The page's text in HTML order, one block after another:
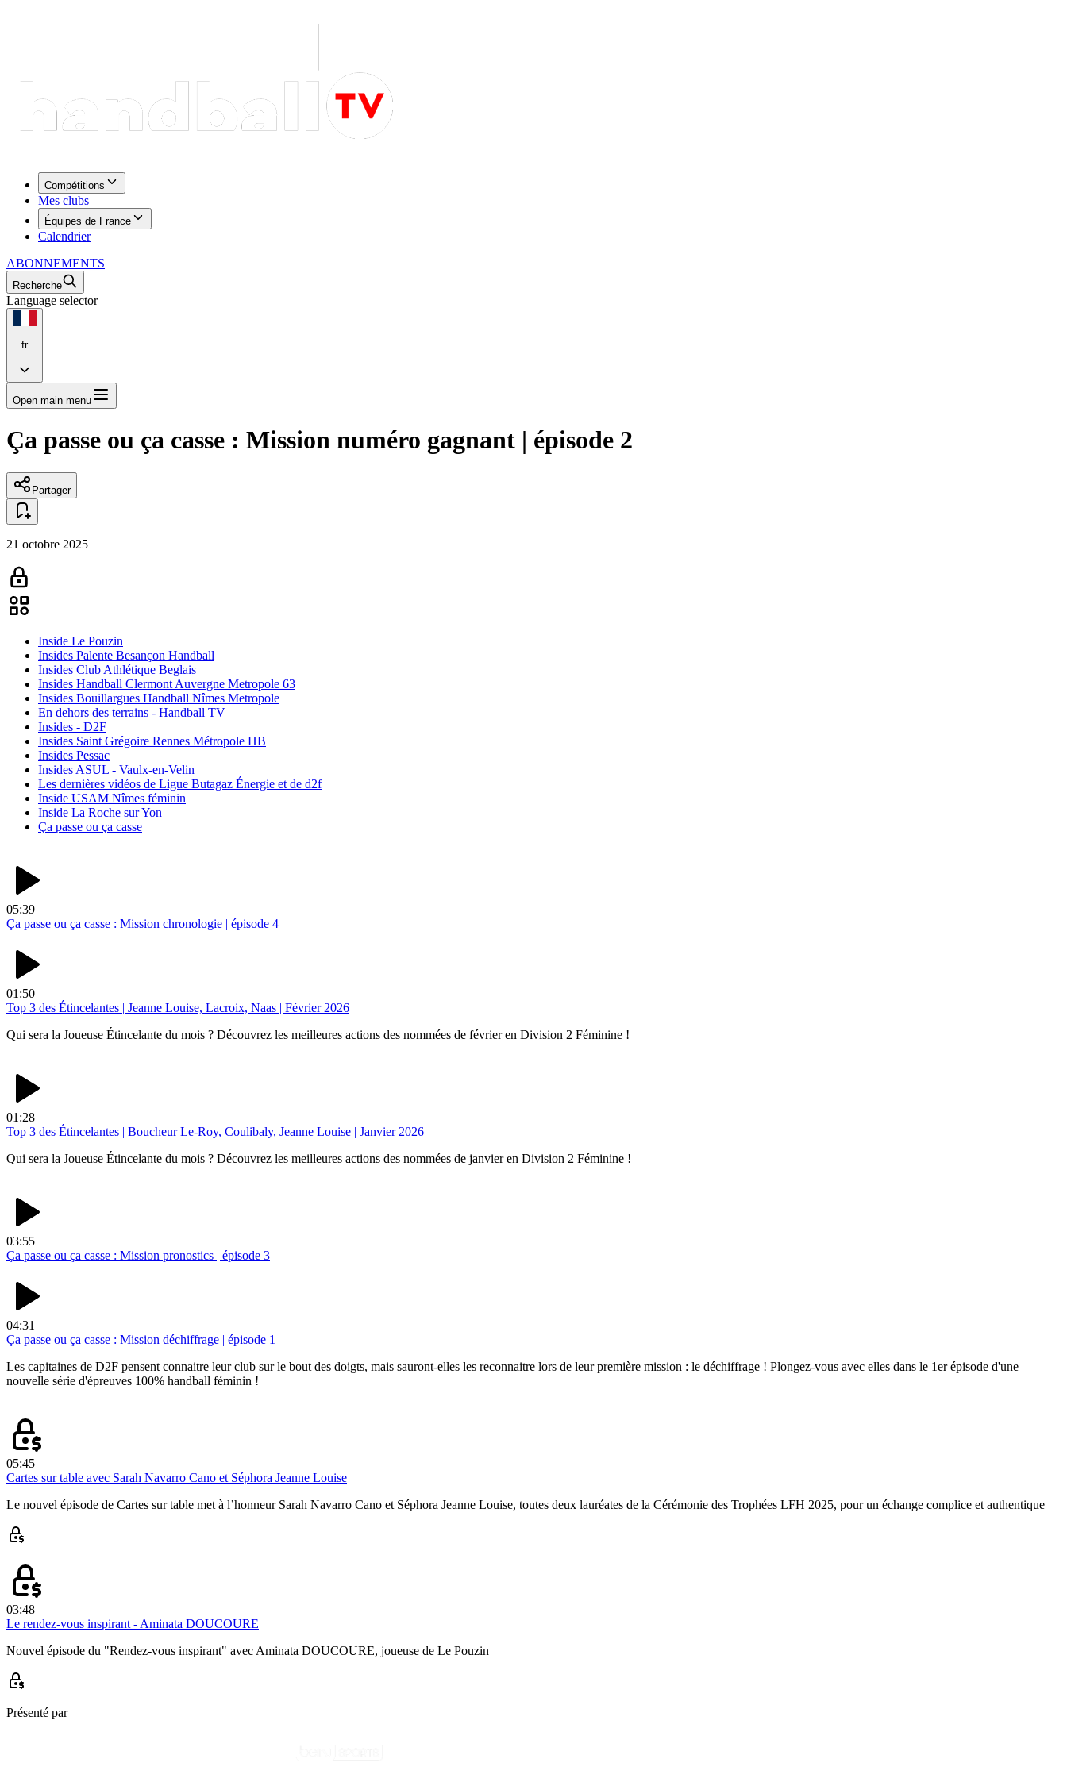
Compétitions
Mes clubs
Équipes de France
Calendrier
ABONNEMENTS
Recherche
Language selector
fr
Open main menu
Ça passe ou ça casse : Mission numéro gagnant | épisode 2
Partager
21 octobre 2025
Inside Le Pouzin
Insides Palente Besançon Handball
Insides Club Athlétique Beglais
Insides Handball Clermont Auvergne Metropole 63
Insides Bouillargues Handball Nîmes Metropole
En dehors des terrains - Handball TV
Insides - D2F
Insides Saint Grégoire Rennes Métropole HB
Insides Pessac
Insides ASUL - Vaulx-en-Velin
Les dernières vidéos de Ligue Butagaz Énergie et de d2f
Inside USAM Nîmes féminin
Inside La Roche sur Yon
Ça passe ou ça casse
05:39
Ça passe ou ça casse : Mission chronologie | épisode 4
01:50
Top 3 des Étincelantes | Jeanne Louise, Lacroix, Naas | Février 2026
Qui sera la Joueuse Étincelante du mois ? Découvrez les meilleures actions des nommées de février en Division 2 Féminine !
01:28
Top 3 des Étincelantes | Boucheur Le-Roy, Coulibaly, Jeanne Louise | Janvier 2026
Qui sera la Joueuse Étincelante du mois ? Découvrez les meilleures actions des nommées de janvier en Division 2 Féminine !
03:55
Ça passe ou ça casse : Mission pronostics | épisode 3
04:31
Ça passe ou ça casse : Mission déchiffrage | épisode 1
Les capitaines de D2F pensent connaitre leur club sur le bout des doigts, mais sauront-elles les reconnaitre lors de leur première mission : le déchiffrage ! Plongez-vous avec elles dans le 1er épisode d'une
nouvelle série d'épreuves 100% handball féminin !
05:45
Cartes sur table avec Sarah Navarro Cano et Séphora Jeanne Louise
Le nouvel épisode de Cartes sur table met à l’honneur Sarah Navarro Cano et Séphora Jeanne Louise, toutes deux lauréates de la Cérémonie des Trophées LFH 2025, pour un échange complice et authentique
03:48
Le rendez-vous inspirant - Aminata DOUCOURE
Nouvel épisode du "Rendez-vous inspirant" avec Aminata DOUCOURE, joueuse de Le Pouzin
Présenté par